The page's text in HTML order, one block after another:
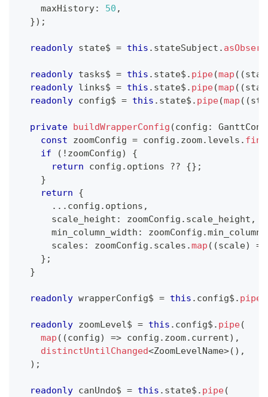
    maxHistory
: 50 ,
}) ;
readonly state$ = this . stateSubject .
readonly tasks$ = this . state$ . pipe(map ( (
readonly links$ = this . state$ . pipe(map ( (
readonly config$ = this . state$ . pipe(map ( (
private buildWrapperConfig (config :
const zoomConfig = config . zoom. levels . find
if
( ! zoomConfig)
{
return config . options ?? {} ;
}
return
{
... config . options ,
      scale_height
: zoomConfig . scale_height ,
      min_column_width
: zoomConfig .
      scales
: zoomConfig . scales .map ( (scale)
=>
} ;
}
readonly wrapperConfig$ = this . config$ . pipe
readonly zoomLevel$ = this . config$ . pipe(
map ( (config) => config . zoom. current) ,
distinctUntilChanged<ZoomLevelName>( ) ,
) ;
readonly canUndo$ = this . state$ . pipe(